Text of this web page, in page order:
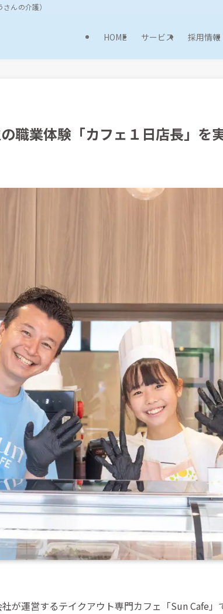
んの介護）
HOME サービス 採用情報
職業体験「カフェ１日店長」を
が運営するテイクアウト専門カフェ「Sun Cafe」